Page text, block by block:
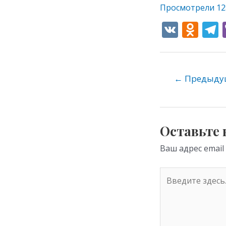
Просмотрели
V O
o
as
s
ni
ki
←
Ваш адрес email
здесь...